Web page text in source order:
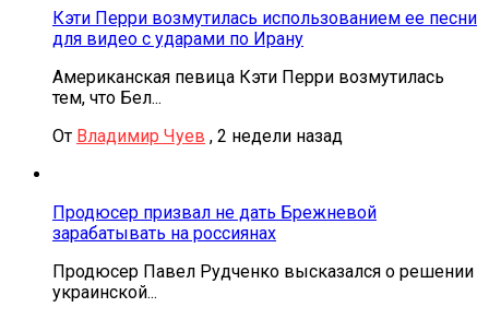
Кэти Перри возмутилась использованием ее песни
для видео с ударами по Ирану
Американская певица Кэти Перри возмутилась
тем, что Бел...
От Владимир Чуев , 2 недели назад
Продюсер призвал не дать Брежневой
зарабатывать на россиянах
Продюсер Павел Рудченко высказался о решении
украинской...